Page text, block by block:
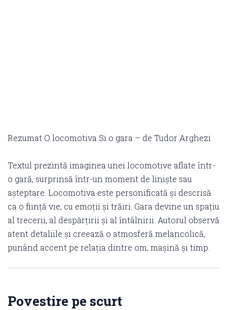
Rezumat O locomotiva Si o gara – de Tudor Arghezi
Textul prezintă imaginea unei locomotive aflate într-
o gară, surprinsă într-un moment de liniște sau
așteptare. Locomotiva este personificată și descrisă
ca o ființă vie, cu emoții și trăiri. Gara devine un spațiu
al trecerii, al despărțirii și al întâlnirii. Autorul observă
atent detaliile și creează o atmosferă melancolică,
punând accent pe relația dintre om, mașină și timp.
Povestire pe scurt